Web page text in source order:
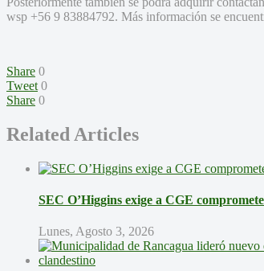
wsp +56 9 83884792. Más información se
Share 0
Tweet 0
Share 0
Related Articles
SEC O’Higgins exige a CGE
Lunes, Agosto 3, 2026